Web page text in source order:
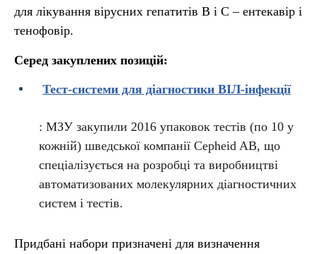
для лікування вірусних гепатитів В і С – ентекавір і
тенофовір.
Серед закуплених позицій:
Тест-системи для діагностики ВІЛ-інфекції
: МЗУ закупили 2016 упаковок тестів (по 10 у
кожній) шведської компанії Cepheid AB, що
спеціалізується на розробці та виробництві
автоматизованих молекулярних діагностичних
систем і тестів.
Придбані набори призначені для визначення